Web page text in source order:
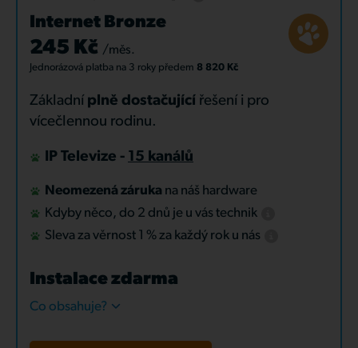
Internet Bronze
245 Kč /měs.
Jednorázová platba na 3 roky předem 8 820 Kč
Základní plně dostačující řešení i pro
vícečlennou rodinu.
IP Televize - 15 kanálů
Neomezená záruka na náš hardware
Kdyby něco, do 2 dnů je u vás technik
Sleva za věrnost 1 % za každý rok u nás
Instalace zdarma
Co obsahuje?